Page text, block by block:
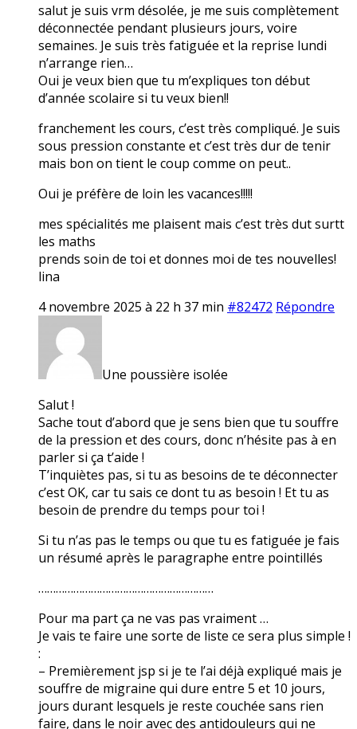
salut je suis vrm désolée, je me suis complètement
déconnectée pendant plusieurs jours, voire
semaines. Je suis très fatiguée et la reprise lundi
n’arrange rien…
Oui je veux bien que tu m’expliques ton début
d’année scolaire si tu veux bien!!
franchement les cours, c’est très compliqué. Je suis
sous pression constante et c’est très dur de tenir
mais bon on tient le coup comme on peut..
Oui je préfère de loin les vacances!!!!!
mes spécialités me plaisent mais c’est très dut surtt
les maths
prends soin de toi et donnes moi de tes nouvelles!
lina
4 novembre 2025 à 22 h 37 min #82472 Répondre
Une poussière isolée
Salut !
Sache tout d’abord que je sens bien que tu souffre
de la pression et des cours, donc n’hésite pas à en
parler si ça t’aide !
T’inquiètes pas, si tu as besoins de te déconnecter
c’est OK, car tu sais ce dont tu as besoin ! Et tu as
besoin de prendre du temps pour toi !
Si tu n’as pas le temps ou que tu es fatiguée je fais
un résumé après le paragraphe entre pointillés
……………………………………………………
Pour ma part ça ne vas pas vraiment …
Je vais te faire une sorte de liste ce sera plus simple !
:
– Premièrement jsp si je te l’ai déjà expliqué mais je
souffre de migraine qui dure entre 5 et 10 jours,
jours durant lesquels je reste couchée sans rien
faire, dans le noir avec des antidouleurs qui ne